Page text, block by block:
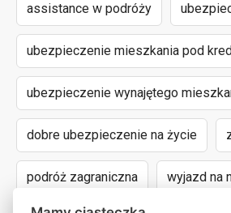
assistance w podróży
ubezpieczenie mieszkania pod
ubezpieczenie wynajętego
dobre ubezpieczenie na życie
podróż zagraniczna wyjazd na